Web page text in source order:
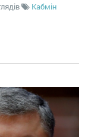
Кабмін